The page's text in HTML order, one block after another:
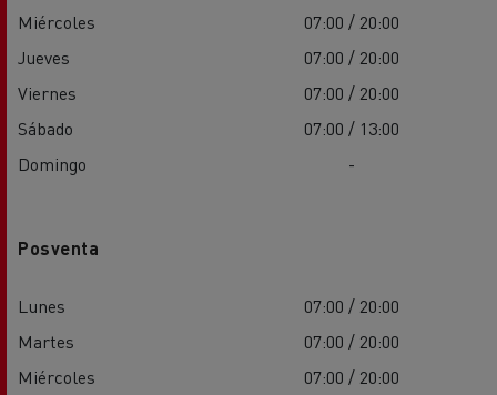
Miércoles
07:00 / 20:00
Jueves
07:00 / 20:00
Viernes
07:00 / 20:00
Sábado
07:00 / 13:00
Domingo
-
Posventa
Lunes
07:00 / 20:00
Martes
07:00 / 20:00
Miércoles
07:00 / 20:00